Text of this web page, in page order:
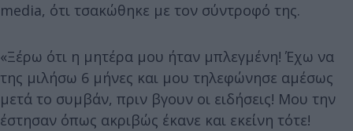
media, ότι τσακώθηκε με τον σύντροφό της.
«Ξέρω ότι η μητέρα μου ήταν μπλεγμένη! Έχω να
της μιλήσω 6 μήνες και μου τηλεφώνησε αμέσως
μετά το συμβάν, πριν βγουν οι ειδήσεις! Μου την
έστησαν όπως ακριβώς έκανε και εκείνη τότε!